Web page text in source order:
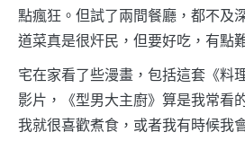
點瘋狂。但試了兩間餐廳，都不及
道菜真是很㶥民，但要好吃，有點
宅在家看了些漫畫，包括這套《料
影片，《型男大主廚》算是我常看
我就很喜歡煮食，或者我有時候我